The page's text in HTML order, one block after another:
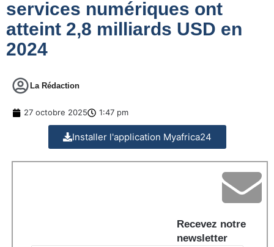
services numériques ont
atteint 2,8 milliards USD en
2024
La Rédaction
27 octobre 2025 1:47 pm
Installer l'application Myafrica24
Recevez notre
newsletter